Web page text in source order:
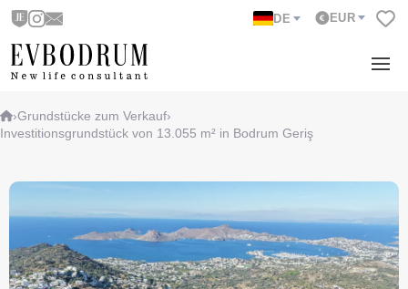
DE EUR
›Grundstücke zum Verkauf›
Investitionsgrundstück von 13.055 m² in Bodrum Geriş